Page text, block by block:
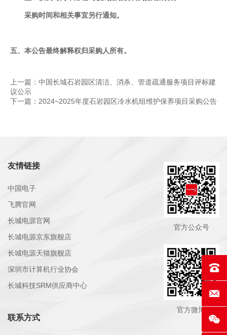
采购时间和相关事宜另行通知。
五、本公告最终解释权归采购人所有。
上一篇：中国长城石岩园区清洁、消杀、管道疏通服务项目评标建
议公示
下一篇：2024~2025年度石岩园区冷水机组维护保养项目采购公告
友情链接
中国电子
飞腾官网
长城电源官网
长城电源京东旗舰店
长城电源天猫旗舰店
深圳市计算机行业协会
长城科技SRM供应商中心
联系方式
官方公众号
官方微博
联系
E-